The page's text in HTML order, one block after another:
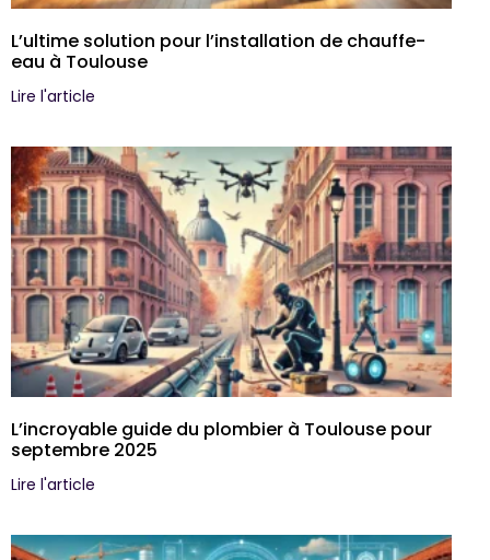
L’ultime solution pour l’installation de chauffe-
eau à Toulouse
Lire l'article
L’incroyable guide du plombier à Toulouse pour
septembre 2025
Lire l'article